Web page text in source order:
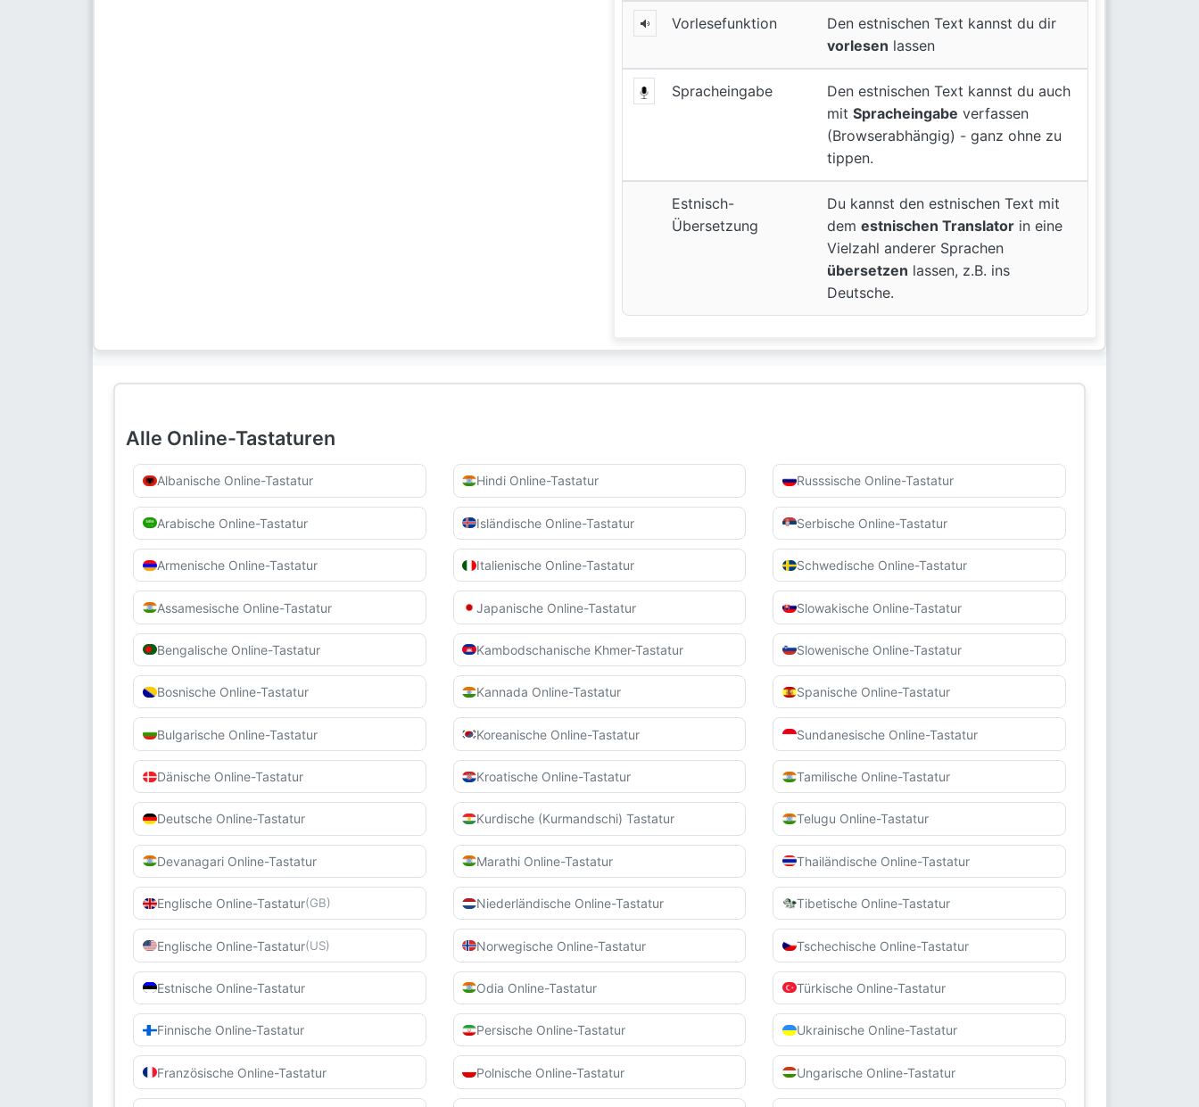
Vorlesefunktion
Den estnischen Text kannst du dir
vorlesen lassen
Spracheingabe
Den estnischen Text kannst du auch
mitSpracheingabe verfassen
(Browserabhängig) - ganz ohne zu
tippen.
Estnisch-
Übersetzung
Du kannst den estnischen Text mit
demestnischen Translator in eine
Vielzahl anderer Sprachen
übersetzen lassen, z.B. ins
Deutsche.
Alle Online-Tastaturen
Albanische Online-Tastatur
Arabische Online-Tastatur
Armenische Online-Tastatur
Assamesische Online-Tastatur
Bengalische Online-Tastatur
Bosnische Online-Tastatur
Bulgarische Online-Tastatur
Dänische Online-Tastatur
Deutsche Online-Tastatur
Devanagari Online-Tastatur
Englische Online-Tastatur(GB)
Englische Online-Tastatur(US)
Estnische Online-Tastatur
Finnische Online-Tastatur
Französische Online-Tastatur
Hindi Online-Tastatur
Isländische Online-Tastatur
Italienische Online-Tastatur
Japanische Online-Tastatur
Kambodschanische Khmer-Tastatur
Kannada Online-Tastatur
Koreanische Online-Tastatur
Kroatische Online-Tastatur
Kurdische (Kurmandschi) Tastatur
Marathi Online-Tastatur
Niederländische Online-Tastatur
Norwegische Online-Tastatur
Odia Online-Tastatur
Persische Online-Tastatur
Polnische Online-Tastatur
Russsische Online-Tastatur
Serbische Online-Tastatur
Schwedische Online-Tastatur
Slowakische Online-Tastatur
Slowenische Online-Tastatur
Spanische Online-Tastatur
Sundanesische Online-Tastatur
Tamilische Online-Tastatur
Telugu Online-Tastatur
Thailändische Online-Tastatur
Tibetische Online-Tastatur
Tschechische Online-Tastatur
Türkische Online-Tastatur
Ukrainische Online-Tastatur
Ungarische Online-Tastatur